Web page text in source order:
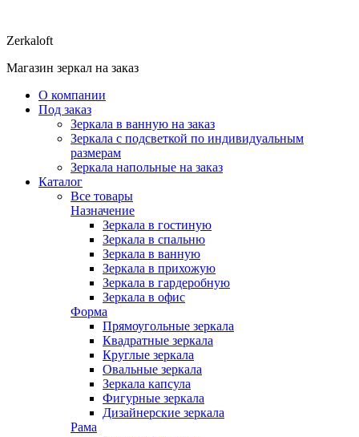
Zerkaloft
Магазин зеркал на заказ
О компании
Под заказ
Зеркала в ванную на заказ
Зеркала с подсветкой по индивидуальным
размерам
Зеркала напольные на заказ
Каталог
Все товары
Назначение
Зеркала в гостиную
Зеркала в спальню
Зеркала в ванную
Зеркала в прихожую
Зеркала в гардеробную
Зеркала в офис
Форма
Прямоугольные зеркала
Квадратные зеркала
Круглые зеркала
Овальные зеркала
Зеркала капсула
Фигурные зеркала
Дизайнерские зеркала
Рама